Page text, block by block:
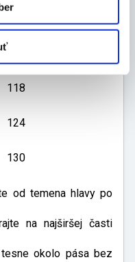
118
124
130
od temena hlavy po
na najširšej časti
okolo pása bez